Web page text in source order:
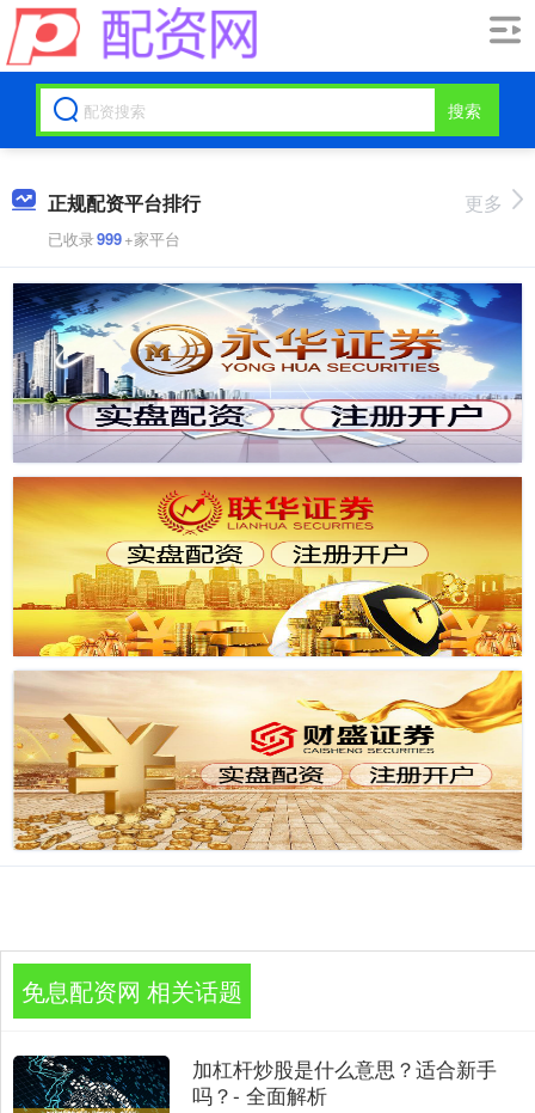
搜索
正规配资平台排行
已收录999+家平台
更多
免息配资网 相关话题
加杠杆炒股是什么意思？适合新手
吗？- 全面解析